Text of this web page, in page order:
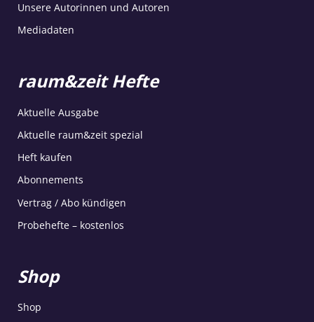
Unsere Autorinnen und Autoren
Mediadaten
raum&zeit Hefte
Aktuelle Ausgabe
Aktuelle raum&zeit spezial
Heft kaufen
Abonnements
Vertrag / Abo kündigen
Probehefte – kostenlos
Shop
Shop